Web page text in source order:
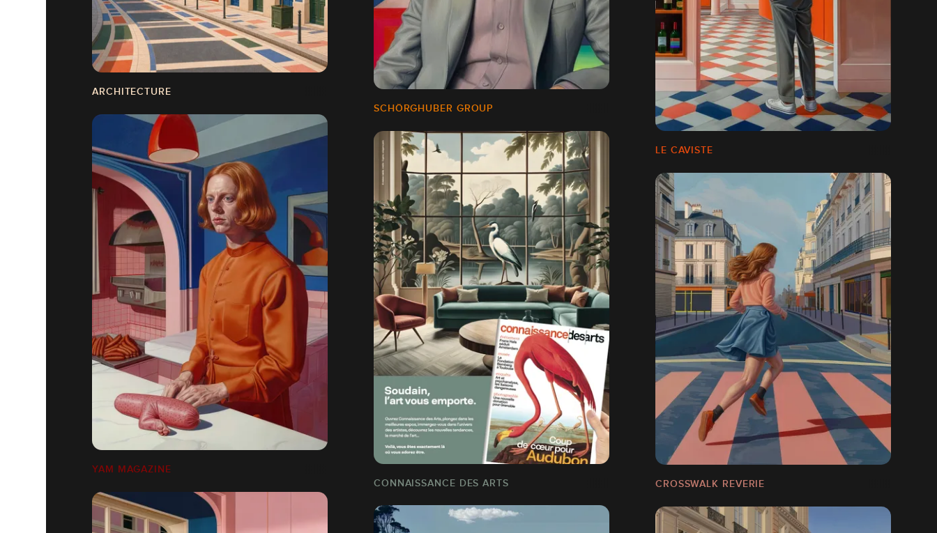
SCHÖRGHUBER GROUP
ARCHITECTURE
LE CAVISTE
YAM MAGAZINE
CONNAISSANCE DES ARTS
CROSSWALK REVERIE